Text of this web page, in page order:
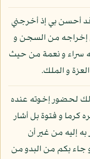
أحسن بي إذ أخرجني
إخراجه من السجن و
سراء و نعمة من حيث
و الملك.
لحضور إخوته عنده
كرما و فتوة بل أشار
إليه من غير أن
جاء بكم من البدو من